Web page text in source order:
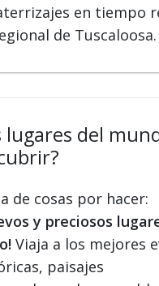
en tiempo
de Tuscaloosa.
lugares del
de cosas por hacer:
y preciosos
Viaja a los mejores
paisajes